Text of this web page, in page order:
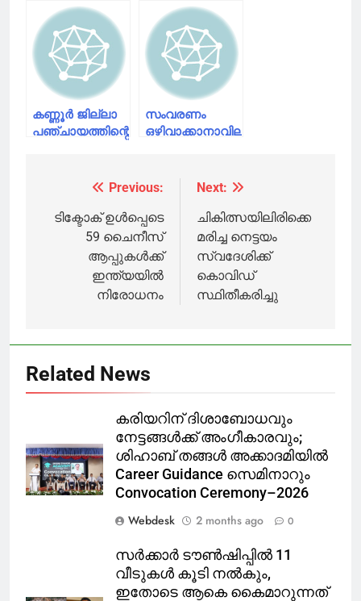
തുടക്കം കുറിച്ചു.
കണ്ണൂര്‍ ജില്ലാ
പഞ്ചായത്തിന്റെ
സേവനത്തിനായെത്തി
വിമലും
സംവരണം
ഒഴിവാക്കാനാവില്ല;
navigation
Previous:
ടിക്ടോക് ഉൾപ്പെടെ
59 ചൈനീസ്
ആപ്പുകൾക്ക്
ഇന്ത്യയിൽ
നിരോധനം
Next:
ചികിത്സയിലിരിക്കെ
മരിച്ച നെട്ടയം
സ്വദേശിക്ക്
കൊവിഡ്
സ്ഥിതീകരിച്ചു
Related News
കരിയറിന് ദിശാബോധവും
നേട്ടങ്ങൾക്ക് അംഗീകാരവും;
ശിഹാബ് തങ്ങൾ അക്കാദമിയിൽ
Career Guidance സെമിനാറും
Convocation Ceremony–2026
Webdesk
2 months ago 0
സർക്കാർ ടൗൺഷിപ്പിൽ 11
വീടുകൾ കൂടി നൽകും,
ഇതോടെ ആകെ കൈമാറുന്നത്